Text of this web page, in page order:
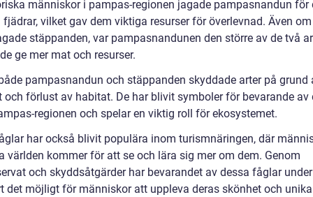
människor i pampas-regionen jagade pampasnandun för
vilket gav dem viktiga resurser för överlevnad. Även
stäppanden, var pampasnandunen den större av de två
ge mer mat och resurser.
pampasnandun och stäppanden skyddade arter på grund
och förlust av habitat. De har blivit symboler för bevarande av
regionen och spelar en viktig roll för ekosystemet.
har också blivit populära inom turismnäringen, där
världen kommer för att se och lära sig mer om dem. Genom
och skyddsåtgärder har bevarandet av dessa fåglar
det möjligt för människor att uppleva deras skönhet och unika